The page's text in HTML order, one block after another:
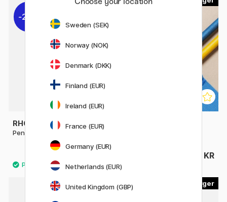
20%
RHODIA
Pennestativ Rhodiarama
139 KR
Sweden (SEK)
Norway (NOK)
Denmark (DKK)
Finland (EUR)
Ireland (EUR)
France (EUR)
Germany (EUR)
Netherlands (EUR)
United Kingdom (GBP)